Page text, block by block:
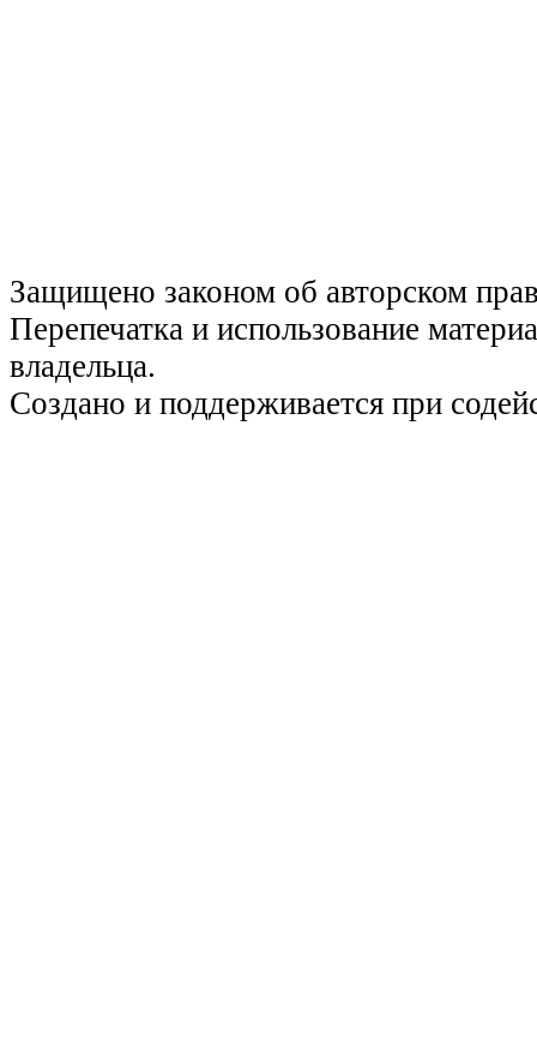
Защищено законом об авторском
Перепечатка и использование
владельца.
Создано и поддерживается при